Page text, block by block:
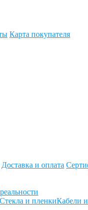
Карта покупателя
Доставка и оплата
Стекла и пленкиКабели